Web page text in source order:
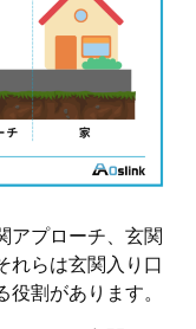
アプローチ、玄関
れらは玄関入り口
割があります。